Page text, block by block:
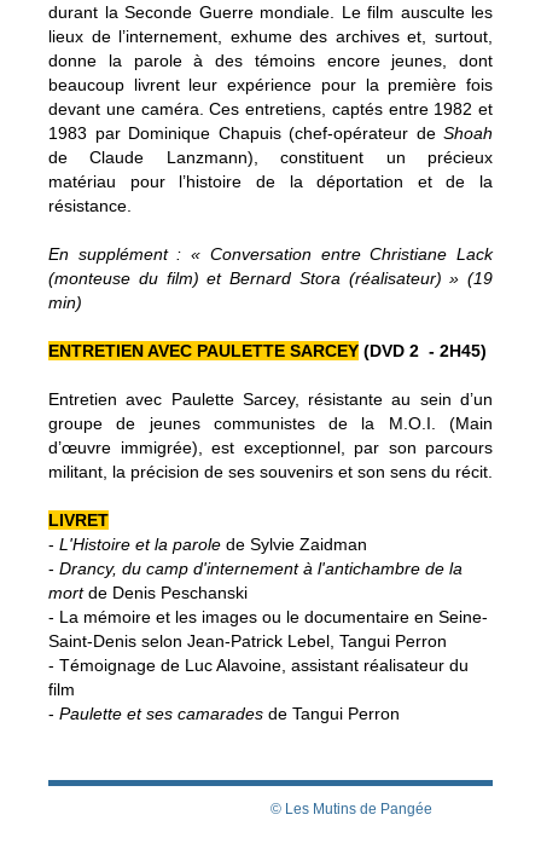
durant la Seconde Guerre mondiale. Le film ausculte les
lieux de l’internement, exhume des archives et, surtout,
donne la parole à des témoins encore jeunes, dont
beaucoup livrent leur expérience pour la première fois
devant une caméra. Ces entretiens, captés entre 1982 et
1983 par Dominique Chapuis (chef-opérateur de Shoah
de Claude Lanzmann), constituent un précieux
matériau pour l’histoire de la déportation et de la
résistance.
En supplément : « Conversation entre Christiane Lack
(monteuse du film) et Bernard Stora (réalisateur) » (19
min)
ENTRETIEN AVEC PAULETTE SARCEY (DVD 2 - 2H45)
Entretien avec Paulette Sarcey, résistante au sein d’un
groupe de jeunes communistes de la M.O.I. (Main
d’œuvre immigrée), est exceptionnel, par son parcours
militant, la précision de ses souvenirs et son sens du récit.
LIVRET
- L'Histoire et la parole de Sylvie Zaidman
- Drancy, du camp d'internement à l'antichambre de la
mortde Denis Peschanski
- La mémoire et les images ou le documentaire en Seine-
Saint-Denis selon Jean-Patrick Lebel, Tangui Perron
- Témoignage de Luc Alavoine, assistant réalisateur du
film
- Paulette et ses camarades de Tangui Perron
© Les Mutins de Pangée